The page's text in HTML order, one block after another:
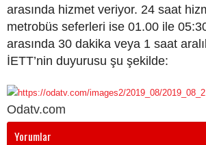
arasında hizmet veriyor. 24 saat
metrobüs seferleri ise 01.00 ile
arasında 30 dakika veya 1 saat
İETT’nin duyurusu şu şekilde:
Odatv.com
Yorumlar